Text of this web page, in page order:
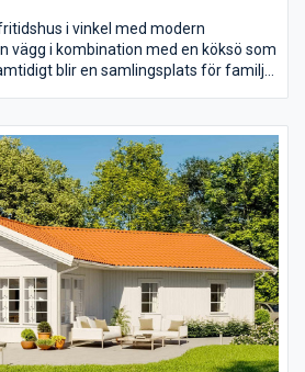
i vinkel med modern
vägg i kombination med en köksö som
blir en samlingsplats för familj
ligger det stora sovrummet separerat
finns även WC och klädvård.